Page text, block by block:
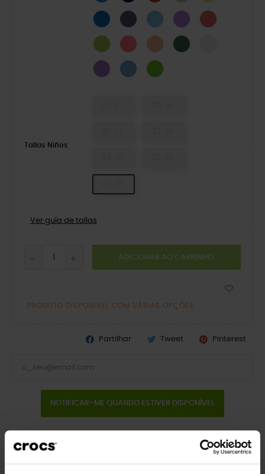
OceanoDARK IRISVenetian Blue
Galaxy Melancia Neon
LimeadeGuava Electric Sunstone
Field Green
Purple Elite BlueCrocs Green
Tallas Niños
Ver guía de tallas
ADICIONAR AO CARRINHO
PRODUTO DISPONÍVEL COM VÁRIAS OPÇÕES
Partilhar Tweet Pinterest
NOTIFICAR-ME QUANDO ESTIVER DISPONÍVEL
Descrição